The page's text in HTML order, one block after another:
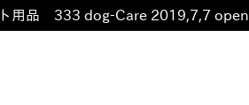
ト用品 333 dog-Care 2019,7,7 open